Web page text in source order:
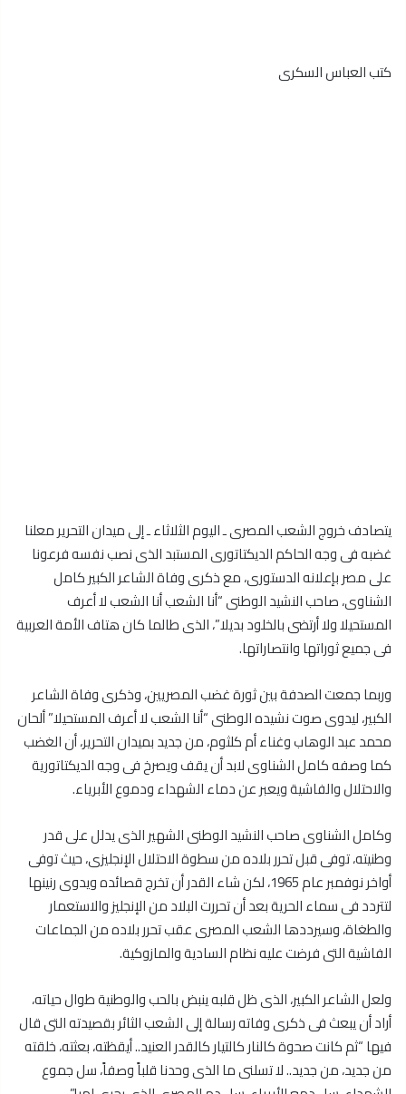
كتب العباس السكرى
يتصادف خروج الشعب المصرى ـ اليوم الثلاثاء ـ إلى ميدان التحرير معلنا
غضبه فى وجه الحاكم الديكتاتورى المستبد الذى نصب نفسه فرعونا
على مصر بإعلانه الدستورى، مع ذكرى وفاة الشاعر الكبير كامل
الشناوى، صاحب النشيد الوطنى “أنا الشعب أنا الشعب لا أعرف
المستحيلا ولا أرتضى بالخلود بديلا”، الذى طالما كان هتاف الأمة العربية
فى جميع ثوراتها وانتصاراتها.
وربما جمعت الصدفة بين ثورة غضب المصريين، وذكرى وفاة الشاعر
الكبير، ليدوى صوت نشيده الوطنى “أنا الشعب لا أعرف المستحيلا” ألحان
محمد عبد الوهاب وغناء أم كلثوم، من جديد بميدان التحرير، أن الغضب
كما وصفه كامل الشناوى لابد أن يقف ويصرخ فى وجه الديكتاتورية
والاحتلال والفاشية ويعبر عن دماء الشهداء ودموع الأبرياء.
وكامل الشناوى صاحب النشيد الوطنى الشهير الذى يدلل على قدر
وطنيته، توفى قبل تحرر بلاده من سطوة الاحتلال الإنجليزى، حيث توفى
أواخر نوفمبر عام 1965، لكن شاء القدر أن تخرج قصائده ويدوى رنينها
لتتردد فى سماء الحرية بعد أن تحررت البلاد من الإنجليز والاستعمار
والطغاة، وسيرددها الشعب المصرى عقب تحرر بلاده من الجماعات
الفاشية التى فرضت عليه نظام السادية والمازوكية.
ولعل الشاعر الكبير، الذى ظل قلبه ينبض بالحب والوطنية طوال حياته،
أراد أن يبعث فى ذكرى وفاته رسالة إلى الشعب الثائر بقصيدته التى قال
فيها “ثم كانت صحوة كالنار كالتيار كالقدر العنيد.. أيقظته، بعثته، خلقته
من جديد، من جديد.. لا تسلنى ما الذى وحدنا قلباً وصفاً، سل جموع